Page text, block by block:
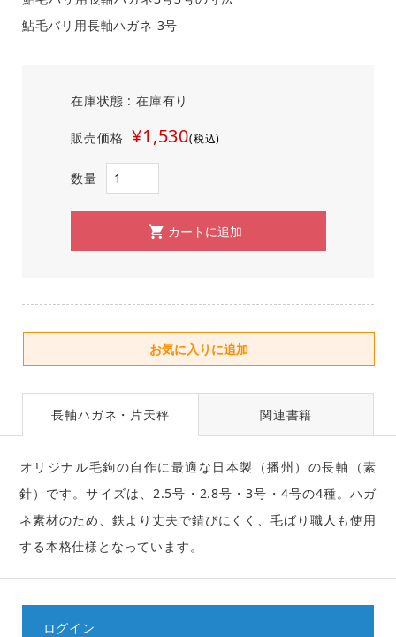
鮎毛バリ用長軸ハガネ 3号
在庫状態 : 在庫有り
販売価格 ¥1,530(税込)
数量
長軸ハガネ・片天秤 関連書籍
オリジナル毛鉤の自作に最適な日本製（播州）の長軸（素
針）です。サイズは、2.5号・2.8号・3号・4号の4種。ハガ
ネ素材のため、鉄より丈夫で錆びにくく、毛ばり職人も使用
する本格仕様となっています。
ログイン